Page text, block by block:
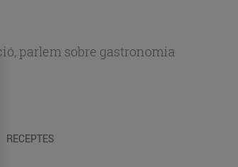
parlem sobre gastronomia
RECEPTES